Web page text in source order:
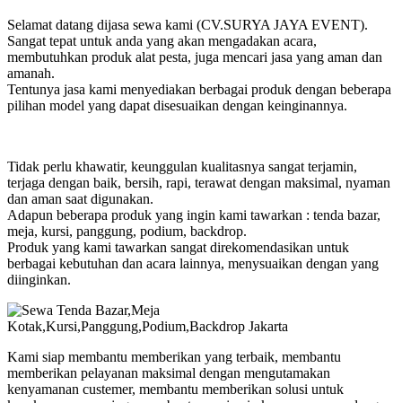
Selamat datang dijasa sewa kami (CV.SURYA JAYA EVENT).
Sangat tepat untuk anda yang akan mengadakan acara,
membutuhkan produk alat pesta, juga mencari jasa yang aman dan
amanah.
Tentunya jasa kami menyediakan berbagai produk dengan beberapa
pilihan model yang dapat disesuaikan dengan keinginannya.
Tidak perlu khawatir, keunggulan kualitasnya sangat terjamin,
terjaga dengan baik, bersih, rapi, terawat dengan maksimal, nyaman
dan aman saat digunakan.
Adapun beberapa produk yang ingin kami tawarkan : tenda bazar,
meja, kursi, panggung, podium, backdrop.
Produk yang kami tawarkan sangat direkomendasikan untuk
berbagai kebutuhan dan acara lainnya, menysuaikan dengan yang
diinginkan.
Kami siap membantu memberikan yang terbaik, membantu
memberikan pelayanan maksimal dengan mengutamakan
kenyamanan custemer, membantu memberikan solusi untuk